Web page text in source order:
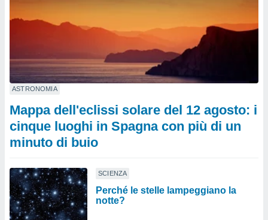
ASTRONOMIA
Mappa dell'eclissi solare del 12 agosto: i
cinque luoghi in Spagna con più di un
minuto di buio
SCIENZA
Perché le stelle lampeggiano la
notte?